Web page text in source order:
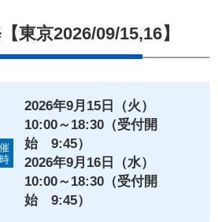
申し込み
Members
（マネジメントゲーム）
東京2026/09/15,16】
2026年9月15日（火）
10:00～18:30（受付開
始 9:45）
2026年9月16日（水）
10:00～18:30（受付開
始 9:45）